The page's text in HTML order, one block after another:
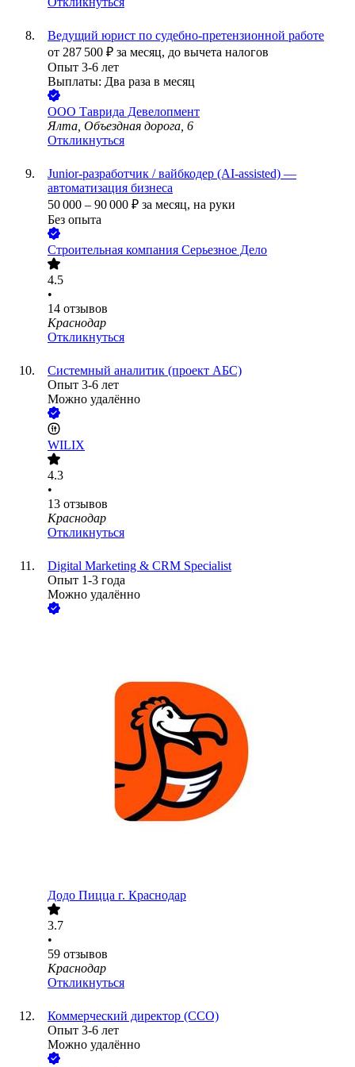
Ведущий юрист по судебно-претензионной работе
от 287 500 ₽ за месяц, до вычета налогов
Опыт 3-6 лет
Выплаты: Два раза в месяц
ООО Таврида Девелопмент
Ялта, Объездная дорога, 6
Откликнуться
Junior-разработчик / вайбкодер (AI-assisted) —
автоматизация бизнеса
50 000 – 90 000 ₽ за месяц, на руки
Без опыта
Строительная компания Серьезное Дело
4.5
•
14 отзывов
Краснодар
Откликнуться
Системный аналитик (проект АБС)
Опыт 3-6 лет
Можно удалённо
WILIX
4.3
•
13 отзывов
Краснодар
Откликнуться
Digital Marketing & CRM Specialist
Опыт 1-3 года
Можно удалённо
Додо Пицца г. Краснодар
3.7
•
59 отзывов
Краснодар
Откликнуться
Коммерческий директор (CCO)
Опыт 3-6 лет
Можно удалённо